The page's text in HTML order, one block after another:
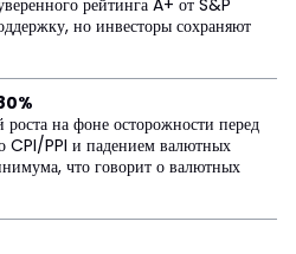
но инвесторы сохраняют
на фоне осторожности перед
CPI/PPI и падением валютных
что говорит о валютных